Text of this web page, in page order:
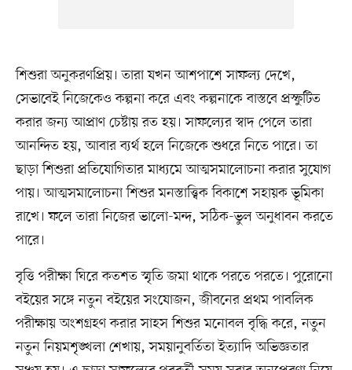
শিশুরা অনুকরণপ্রিয়। তারা যখন আশপাশে সাফল্য দেখে,
সেভাবেই নিজেকেও কল্পনা করে এবং কল্পনাকে বাস্তবে প্রস্ফুটিত
করার জন্য আপ্রাণ চেষ্টায় রত হয়। সাফল্যের স্বাদ পেলে তারা
আনন্দিত হয়, আবার ব্যর্থ হলে নিজেকে শুধরে নিতে পারে। তা
ছাড়া শিশুরা প্রতিযোগিতার মাধ্যমে আত্মসমালোচনা করার সুযোগ
পায়। আত্মসমালোচনা শিশুর মনস্তাত্ত্বিক বিকাশে সহায়ক ভূমিকা
রাখে। ফলে তারা নিজের ভালো-মন্দ, সঠিক-ভুল অনুধাবন করতে
পারে।
বৃত্তি পরীক্ষা ঘিরে কতশত স্মৃতি জমা থাকে পরতে পরতে। পুরোনো
বইয়ের সঙ্গে নতুন বইয়ের সংযোজন, জীবনের প্রথম পাবলিক
পরীক্ষায় অংশগ্রহণ করার সাহস শিশুর মনোবল বৃদ্ধি করে, নতুন
নতুন নিয়মশৃঙ্খলা শেখায়, সময়ানুবর্তিতা ইত্যাদি অভিজ্ঞতার